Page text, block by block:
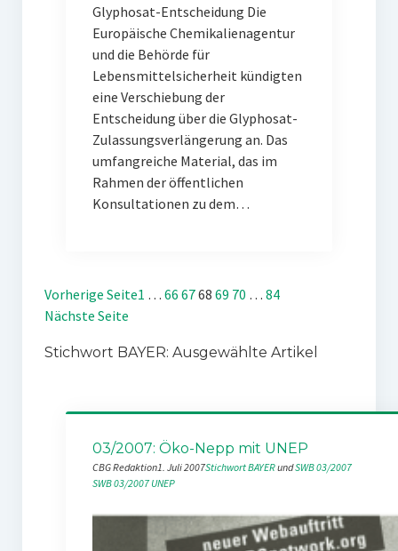
Glyphosat-Entscheidung Die
Europäische Chemikalienagentur
und die Behörde für
Lebensmittelsicherheit kündigten
eine Verschiebung der
Entscheidung über die Glyphosat-
Zulassungsverlängerung an. Das
umfangreiche Material, das im
Rahmen der öffentlichen
Konsultationen zu dem…
Vorherige Seite1 … 66 6768 69 70 … 84
Nächste Seite
Stichwort BAYER: Ausgewählte Artikel
03/2007: Öko-Nepp mit UNEP
CBG Redaktion1. Juli 2007Stichwort BAYER und SWB 03/2007
SWB 03/2007 UNEP